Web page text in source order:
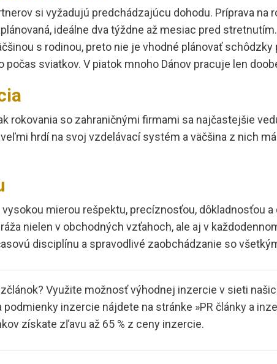
si vyžadujú predchádzajúcu dohodu. Príprava na
ideálne dva týždne až mesiac pred
s rodinou, preto nie je vhodné plánovať schôdzky
sviatkov. V piatok mnoho Dánov pracuje len
rokovania so zahraničnými firmami sa najčastejšie
hrdí na svoj vzdelávací systém a väčšina z nich
vysokou mierou rešpektu, precíznosťou, dôkladnosťou a
nielen v obchodných vzťahoch, ale aj v
disciplínu a spravodlivé zaobchádzanie so
Využite možnosť výhodnej inzercie v sieti
inzercie nájdete na stránke »PR články a
získate zľavu až 65 % z ceny inzercie.